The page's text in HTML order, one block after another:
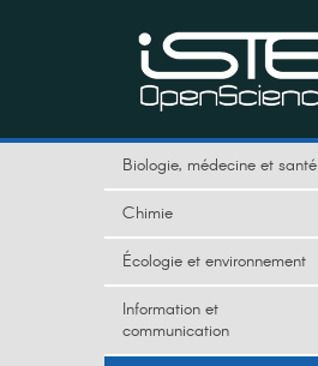
Biologie, médecine et santé
Chimie
Écologie et environnement
Information et
communication